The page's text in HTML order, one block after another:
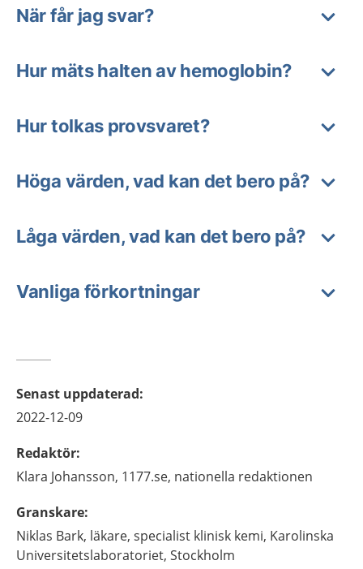
När får jag svar?
Hur mäts halten av hemoglobin?
Hur tolkas provsvaret?
Höga värden, vad kan det bero på?
Låga värden, vad kan det bero på?
Vanliga förkortningar
Senast uppdaterad:
2022-12-09
Redaktör:
Klara Johansson, 1177.se, nationella redaktionen
Granskare:
Niklas Bark, läkare, specialist klinisk kemi, Karolinska
Universitetslaboratoriet, Stockholm